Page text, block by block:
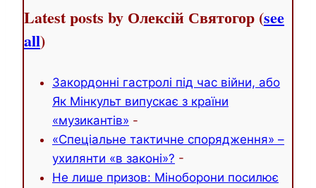
Latest posts by Олексій Святогор (see
all)
Закордонні гастролі під час війни, або
Як Мінкульт випускає з країни
«музикантів» -
«Спеціальне тактичне спорядження» –
ухилянти «в законі»? -
Не лише призов: Міноборони посилює